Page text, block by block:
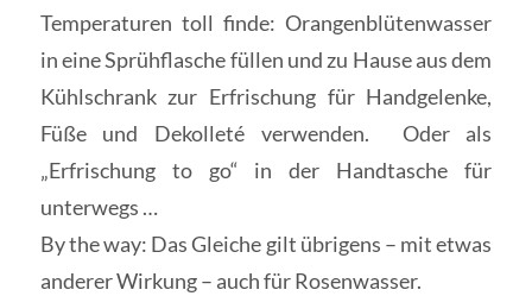
Temperaturen toll finde: Orangenblütenwasser
in eine Sprühflasche füllen und zu Hause aus dem
Kühlschrank zur Erfrischung für Handgelenke,
Füße und Dekolleté verwenden. Oder als
„Erfrischung to go“ in der Handtasche für
unterwegs …
By the way: Das Gleiche gilt übrigens – mit etwas
anderer Wirkung – auch für Rosenwasser.